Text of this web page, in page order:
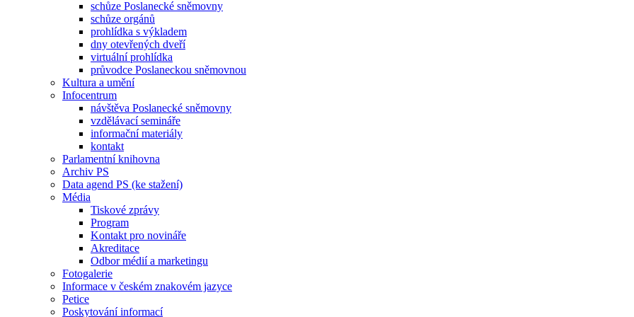
schůze Poslanecké sněmovny
schůze orgánů
prohlídka s výkladem
dny otevřených dveří
virtuální prohlídka
průvodce Poslaneckou sněmovnou
Kultura a umění
Infocentrum
návštěva Poslanecké sněmovny
vzdělávací semináře
informační materiály
kontakt
Parlamentní knihovna
Archiv PS
Data agend PS (ke stažení)
Média
Tiskové zprávy
Program
Kontakt pro novináře
Akreditace
Odbor médií a marketingu
Fotogalerie
Informace v českém znakovém jazyce
Petice
Poskytování informací